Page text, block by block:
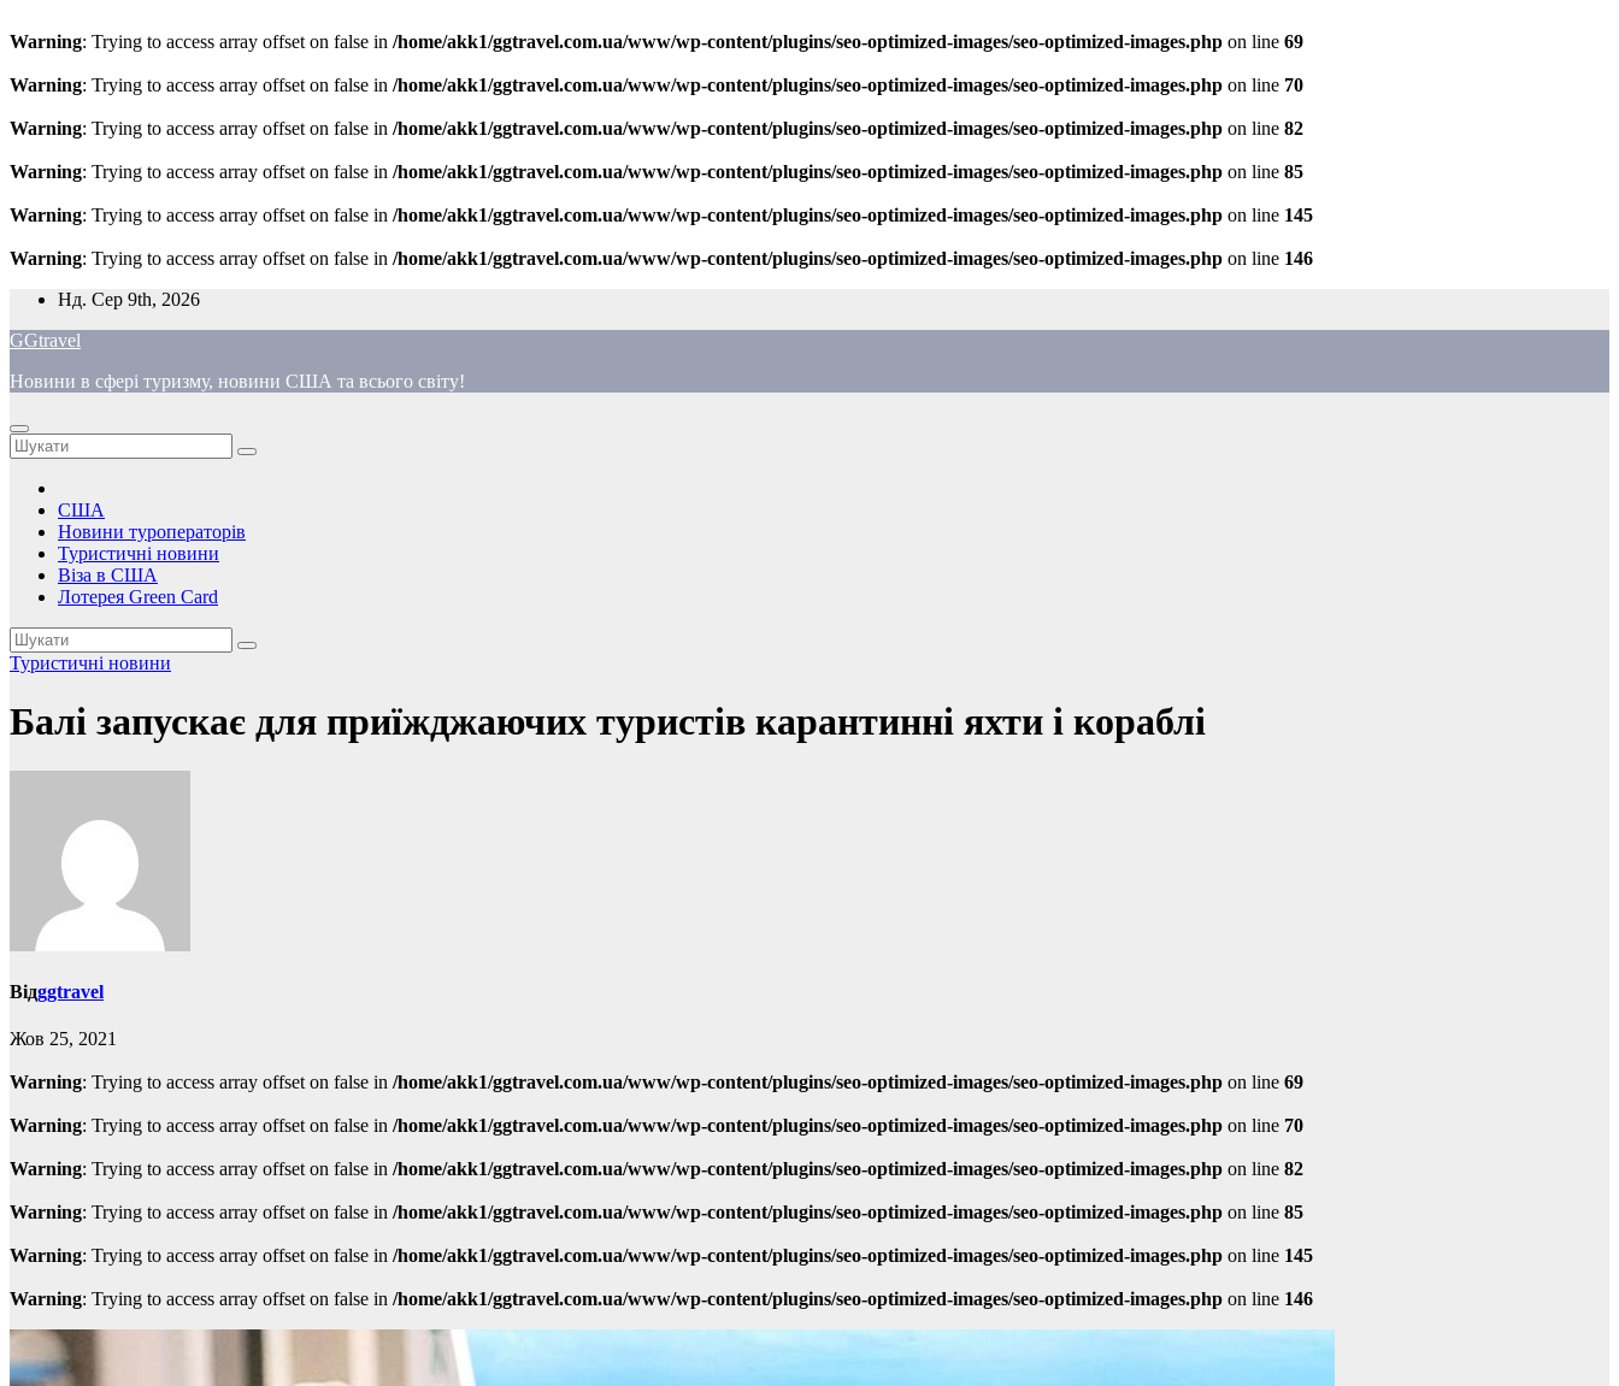
Warning: Trying to access array offset on false in /home/akk1/ggtravel.com.ua/www/wp-content/plugins/seo-optimized-images/seo-optimized-images.php on line 69
Warning: Trying to access array offset on false in /home/akk1/ggtravel.com.ua/www/wp-content/plugins/seo-optimized-images/seo-optimized-images.php on line 70
Warning: Trying to access array offset on false in /home/akk1/ggtravel.com.ua/www/wp-content/plugins/seo-optimized-images/seo-optimized-images.php on line 82
Warning: Trying to access array offset on false in /home/akk1/ggtravel.com.ua/www/wp-content/plugins/seo-optimized-images/seo-optimized-images.php on line 85
Warning: Trying to access array offset on false in /home/akk1/ggtravel.com.ua/www/wp-content/plugins/seo-optimized-images/seo-optimized-images.php on line 145
Warning: Trying to access array offset on false in /home/akk1/ggtravel.com.ua/www/wp-content/plugins/seo-optimized-images/seo-optimized-images.php on line 146
Перейти
вмісту
Нд. Сер 9th, 2026
GGtravel
Новини в сфері туризму, новини США та всього світу!
США
Новини туроператорів
Туристичні новини
Віза в США
Лотерея Green Card
Туристичні новини
Балі запускає для приїжджаючих туристів карантинні яхти і кораблі
Відggtravel
Жов 25, 2021
Warning: Trying to access array offset on false in /home/akk1/ggtravel.com.ua/www/wp-content/plugins/seo-optimized-images/seo-optimized-images.php on line 69
Warning: Trying to access array offset on false in /home/akk1/ggtravel.com.ua/www/wp-content/plugins/seo-optimized-images/seo-optimized-images.php on line 70
Warning: Trying to access array offset on false in /home/akk1/ggtravel.com.ua/www/wp-content/plugins/seo-optimized-images/seo-optimized-images.php on line 82
Warning: Trying to access array offset on false in /home/akk1/ggtravel.com.ua/www/wp-content/plugins/seo-optimized-images/seo-optimized-images.php on line 85
Warning: Trying to access array offset on false in /home/akk1/ggtravel.com.ua/www/wp-content/plugins/seo-optimized-images/seo-optimized-images.php on line 145
Warning: Trying to access array offset on false in /home/akk1/ggtravel.com.ua/www/wp-content/plugins/seo-optimized-images/seo-optimized-images.php on line 146